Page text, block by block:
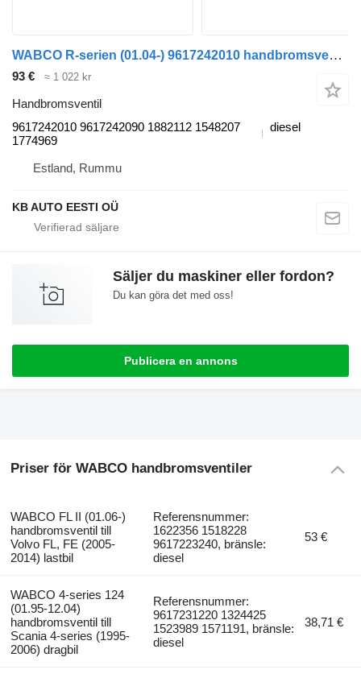
WABCO R-serien (01.04-) 9617242010 handbromsventil till Scania P,G,R,T-series (2004-2017) dragbil
93 € ≈ 1 022 kr
Handbromsventil
9617242010 9617242090 1882112 1548207
1774969
diesel
Estland, Rummu
KB AUTO EESTI OÜ
Säljer du maskiner eller fordon?
Du kan göra det med oss!
Publicera en annons
Priser för WABCO handbromsventiler
WABCO FL II (01.06-)
handbromsventil till
Volvo FL, FE (2005-
2014) lastbil
Referensnummer:
1622356 1518228
9617223240, bränsle:
diesel
53 €
WABCO 4-series 124
(01.95-12.04)
handbromsventil till
Scania 4-series (1995-
2006) dragbil
Referensnummer:
9617231220 1324425
1523989 1571191, bränsle:
diesel
38,71 €